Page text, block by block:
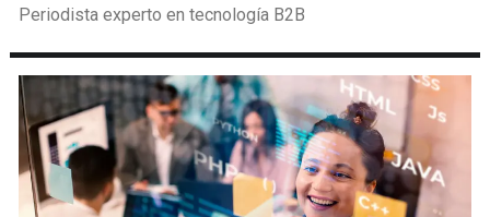
Periodista experto en tecnología B2B